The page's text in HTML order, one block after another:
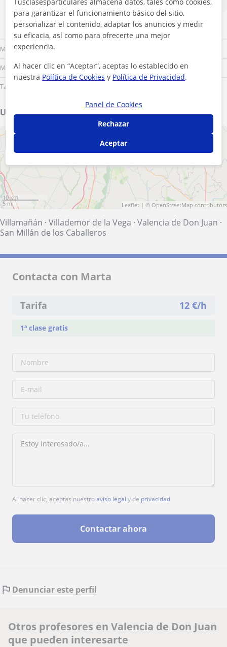
Ma Mi
Mañana
Mediodía
Tarde
Ubicación de mis clases
+
10 km
5 mi
Leaflet | © OpenStreetMap contributors
Villamañán · Villademor de la Vega · Valencia de Don Juan ·
San Millán de los Caballeros
Contacta con Marta
Tarifa 12 €/h
1ª clase gratis
Al hacer clic, aceptas nuestroaviso legal y de privacidad
Contactar ahora
Denunciar este perfil
Otros profesores en Valencia de Don Juan
que pueden interesarte
para garantizar el funcionamiento básico del sitio,
personalizar el contenido, adaptar los anuncios y medir
su eficacia, así como para ofrecerte una mejor
experiencia.
Al hacer clic en “Aceptar”, aceptas lo establecido en
nuestra Política de Cookies y Política de Privacidad.
Panel de Cookies
Rechazar
Aceptar